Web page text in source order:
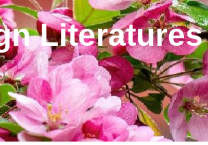
Literatures